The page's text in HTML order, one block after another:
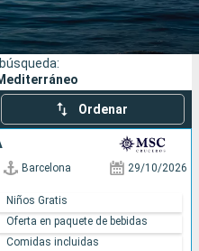
Compañías
Buscar
Ordenar
Barcelona 29/10/2026
Niños Gratis
Oferta en paquete de bebidas
Comidas incluidas